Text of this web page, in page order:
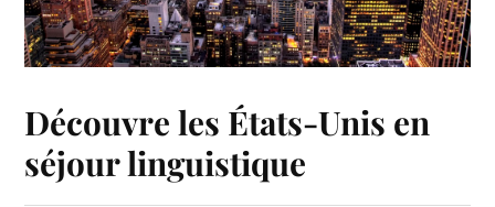
Découvre les États-Unis en
séjour linguistique